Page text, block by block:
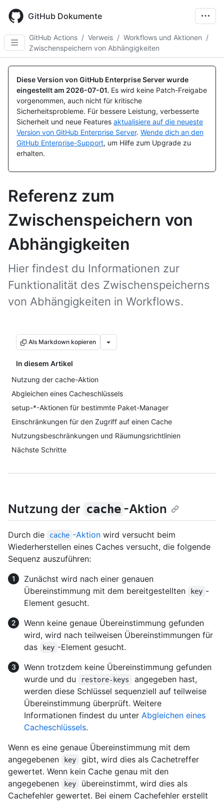
main
content
GitHub Dokumente
GitHub Actions / Verweis / Workflows und Aktionen /
Zwischenspeichern von Abhängigkeiten
Diese Version von GitHub Enterprise Server wurde
eingestellt am 2026-07-01. Es wird keine Patch-Freigabe
vorgenommen, auch nicht für kritische
Sicherheitsprobleme. Für bessere Leistung, verbesserte
Sicherheit und neue Features aktualisiere auf die neueste
Version von GitHub Enterprise Server. Wende dich an den
GitHub Enterprise-Support, um Hilfe zum Upgrade zu
erhalten.
Referenz zum
Zwischenspeichern von
Abhängigkeiten
Hier findest du Informationen zur
Funktionalität des Zwischenspeicherns
von Abhängigkeiten in Workflows.
Als Markdown kopieren
In diesem Artikel
Nutzung der cache-Aktion
Abgleichen eines Cacheschlüssels
setup-*-Aktionen für bestimmte Paket-Manager
Einschränkungen für den Zugriff auf einen Cache
Nutzungsbeschränkungen und Räumungsrichtlinien
Nächste Schritte
Nutzung der cache -Aktion
Durch die cache -Aktionwird versucht beim
Wiederherstellen eines Caches versucht, die folgende
Sequenz auszuführen:
Zunächst wird nach einer genauen
Übereinstimmung mit dem bereitgestellten
key -
Element gesucht.
Wenn keine genaue Übereinstimmung gefunden
wird, wird nach teilweisen Übereinstimmungen für
das
key -Element gesucht.
Wenn trotzdem keine Übereinstimmung gefunden
wurde und du
restore-keys
angegeben hast,
werden diese Schlüssel sequenziell auf teilweise
Übereinstimmung überprüft. Weitere
Informationen findest du unter Abgleichen eines
Cacheschlüssels.
Wenn es eine genaue Übereinstimmung mit dem
angegebenen
key
gibt, wird dies als Cachetreffer
gewertet. Wenn kein Cache genau mit den
angegebenen
key
übereinstimmt, wird dies als
Cachefehler gewertet. Bei einem Cachefehler erstellt